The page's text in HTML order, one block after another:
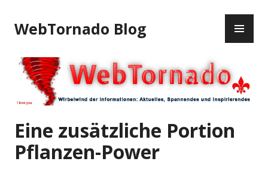
u
m
n
l
t
s
p
WebTornado Blog
Eine zusätzliche Portion
Pflanzen-Power